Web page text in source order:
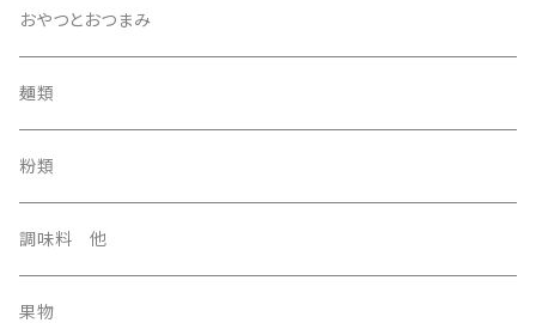
おやつとおつまみ
麺類
粉類
調味料 他
果物